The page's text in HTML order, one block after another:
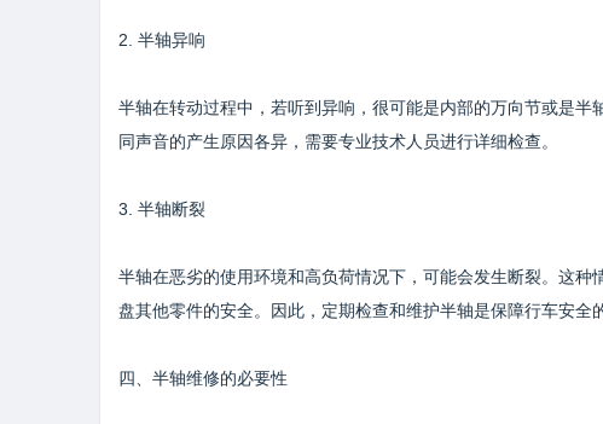
2. 半轴异响
半轴在转动过程中，若听到异响，很可能是内部的万向节或是半
同声音的产生原因各异，需要专业技术人员进行详细检查。
3. 半轴断裂
半轴在恶劣的使用环境和高负荷情况下，可能会发生断裂。这
盘其他零件的安全。因此，定期检查和维护半轴是保障行车安全
四、半轴维修的必要性